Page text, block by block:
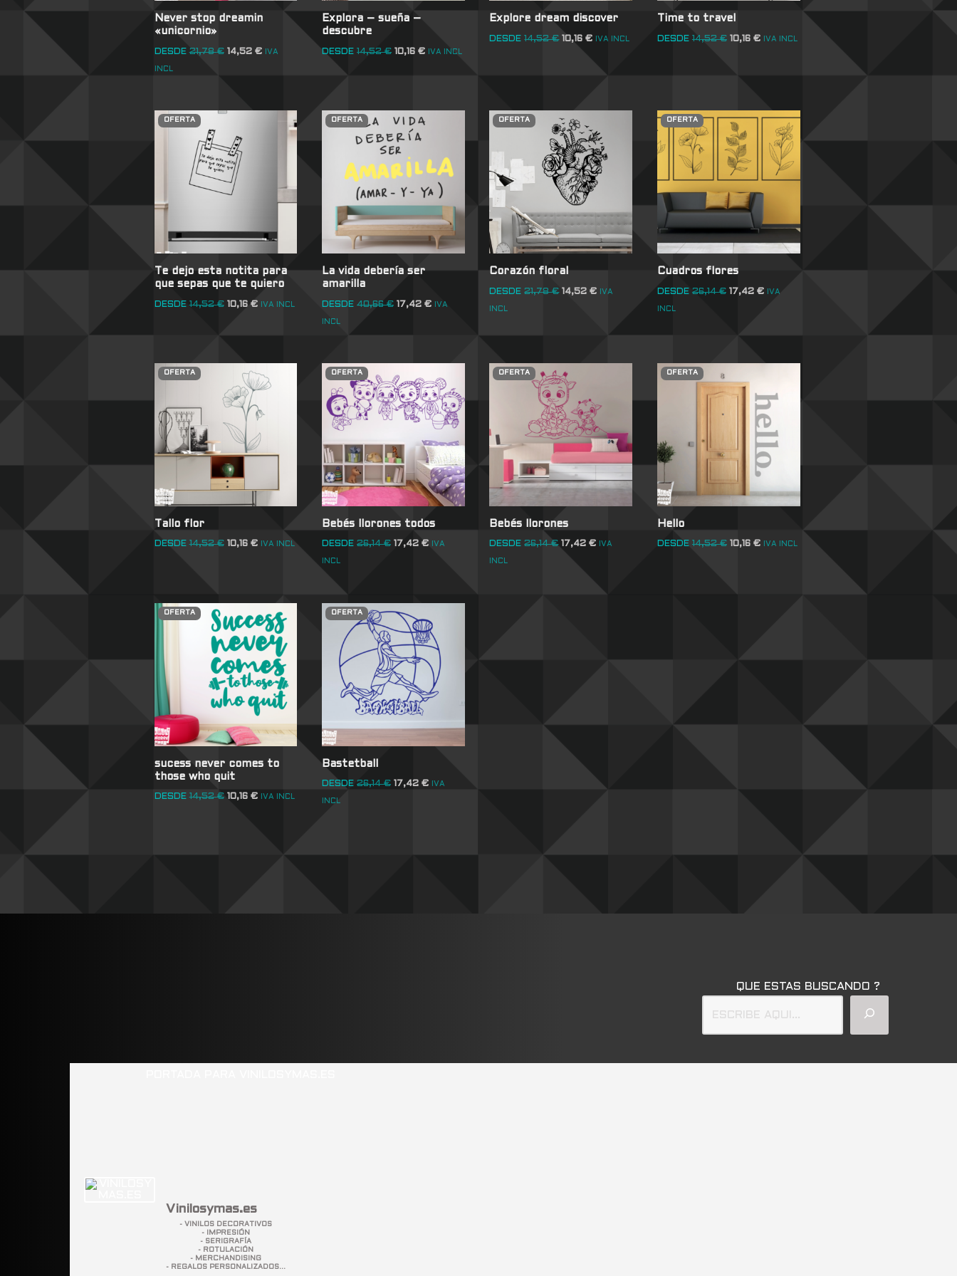
Never stop dreamin
«unicornio»
DESDE 21,78€ 14,52 € IVA
INCL
Explora – sueña –
descubre
DESDE 14,52€ 10,16€ IVA INCL
Explore dream discover
DESDE 14,52€ 10,16€ IVA INCL
Time to travel
DESDE 14,52€ 10,16 € IVA INCL
OFERTA
Te dejo esta notita para
que sepas que te quiero
DESDE 14,52€ 10,16 € IVA INCL
OFERTA
La vida debería ser
amarilla
DESDE 40,66€ 17,42€ IVA
INCL
OFERTA
Corazón floral
DESDE 21,78€ 14,52€ IVA
INCL
OFERTA
Cuadros flores
DESDE 26,14€ 17,42 € IVA
INCL
OFERTA
Tallo flor
DESDE 14,52€ 10,16 € IVA INCL
OFERTA
Bebés llorones todos
DESDE 26,14€ 17,42€ IVA
INCL
OFERTA
Bebés llorones
DESDE 26,14€ 17,42€ IVA
INCL
OFERTA
Hello
DESDE 14,52€ 10,16 € IVA INCL
OFERTA
sucess never comes to
those who quit
DESDE 14,52€ 10,16 € IVA INCL
OFERTA
Bastetball
DESDE 26,14€ 17,42€ IVA
INCL
QUE ESTAS BUSCANDO ?
Vinilosymas.es
- VINILOS DECORATIVOS
- IMPRESIÓN
- SERIGRAFÍA
- ROTULACIÓN
- MERCHANDISING
- REGALOS PERSONALIZADOS...